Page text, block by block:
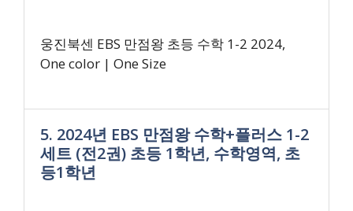
웅진북센 EBS 만점왕 초등 수학 1-2 2024,
One color | One Size
5. 2024년 EBS 만점왕 수학+플러스 1-2
세트 (전2권) 초등 1학년, 수학영역, 초
등1학년